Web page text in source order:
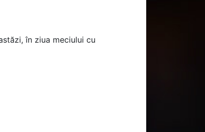
în ziua meciului cu